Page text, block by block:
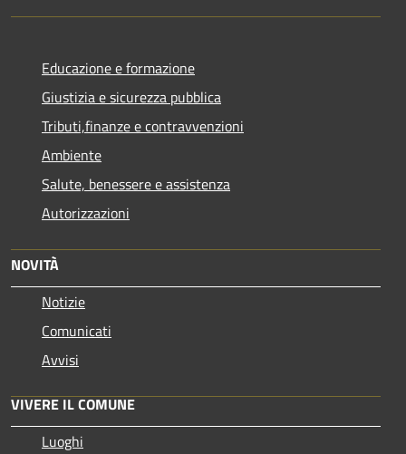
Educazione e formazione
Giustizia e sicurezza pubblica
Tributi,finanze e contravvenzioni
Ambiente
Salute, benessere e assistenza
Autorizzazioni
NOVITÀ
Notizie
Comunicati
Avvisi
VIVERE IL COMUNE
Luoghi